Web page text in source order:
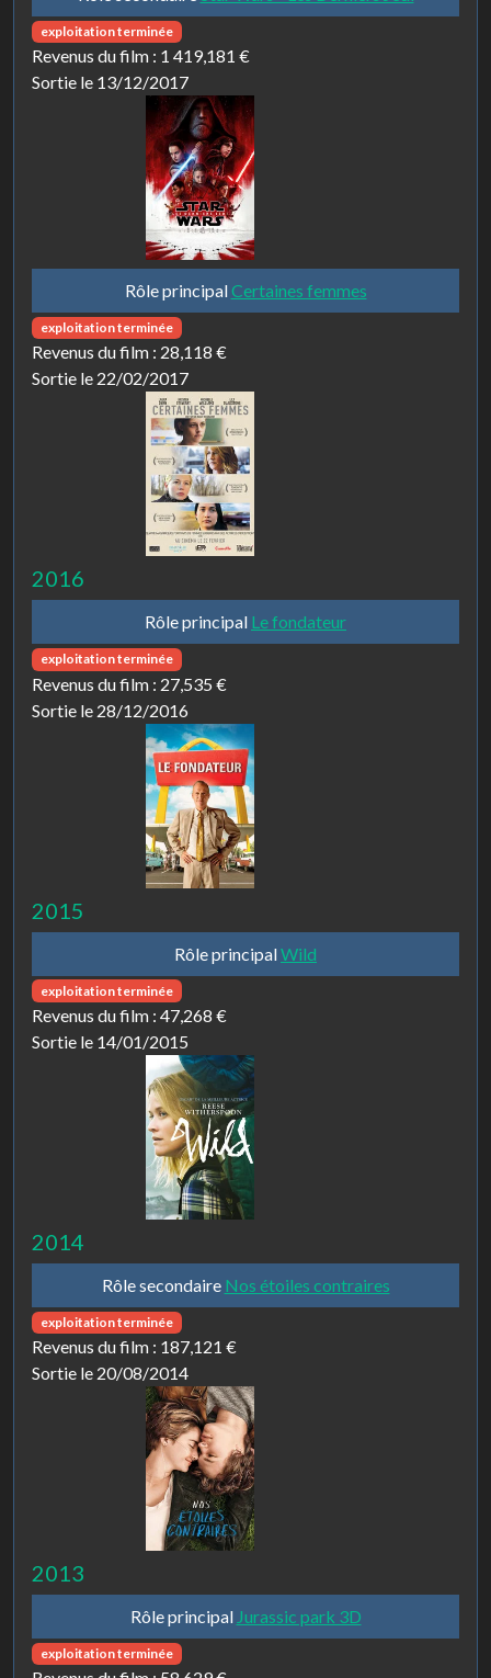
exploitation terminée
Revenus du film : 1 419,181 €
Sortie le 13/12/2017
Rôle principalCertaines femmes
exploitation terminée
Revenus du film : 28,118 €
Sortie le 22/02/2017
2016
Rôle principal Le fondateur
exploitation terminée
Revenus du film : 27,535 €
Sortie le 28/12/2016
2015
Rôle principalWild
exploitation terminée
Revenus du film : 47,268 €
Sortie le 14/01/2015
2014
Rôle secondaire Nos étoiles contraires
exploitation terminée
Revenus du film : 187,121 €
Sortie le 20/08/2014
2013
Rôle principal Jurassic park 3D
exploitation terminée